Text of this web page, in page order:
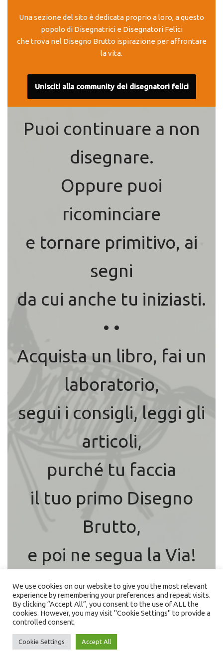
Una sezione del sito è dedicata proprio a loro, a questo
popolo di Disegnatrici e Disegnatori Felici
che trova nel Disegno Brutto ispirazione per affrontare
la vita.
Unisciti alla community dei disegnatori felici
Puoi continuare a non
disegnare.
Oppure puoi
ricominciare
e tornare primitivo, ai
segni
da cui anche tu iniziasti.
• •
Acquista un libro, fai un
laboratorio,
segui i consigli, leggi gli
articoli,
purché tu faccia
il tuo primo Disegno
Brutto,
e poi ne segua la Via!
• •
iscriviti alla newsletter
We use cookies on our website to give you the most relevant
experience by remembering your preferences and repeat visits.
By clicking “Accept All”, you consent to the use of ALL the
cookies. However, you may visit "Cookie Settings" to provide a
controlled consent.
Cookie Settings Accept All